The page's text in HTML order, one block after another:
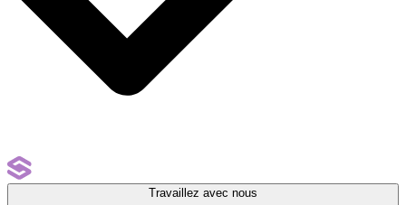
Travaillez avec nous